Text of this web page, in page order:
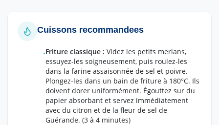
Cuissons recommandees
•Friture classique : Videz les petits merlans,
essuyez-les soigneusement, puis roulez-les
dans la farine assaisonnée de sel et poivre.
Plongez-les dans un bain de friture à 180°C. Ils
doivent dorer uniformément. Égouttez sur du
papier absorbant et servez immédiatement
avec du citron et de la fleur de sel de
Guérande. (3 à 4 minutes)